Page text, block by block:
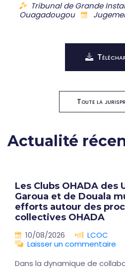
Tribunal de Grande
Ouagadougou
Toute la
Actualité
Les Clubs OHADA des
Garoua et de Douala
efforts autour des
collectives OHADA
10/08/2026
LCOC
Laisser un commentaire
Dans la dynamique de